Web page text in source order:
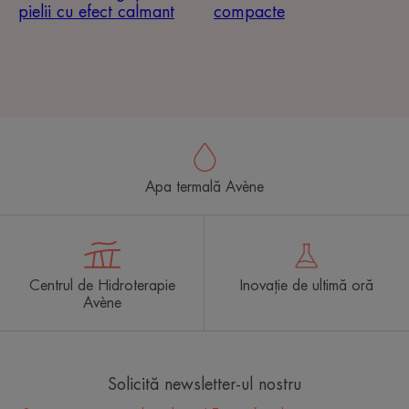
pielii cu efect calmant
compacte
Apa termală Avène
Centrul de Hidroterapie
Avène
Inovație de ultimă oră
Solicită newsletter-ul nostru